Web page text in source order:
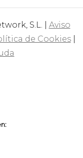
S.L. | Aviso
de Cookies|